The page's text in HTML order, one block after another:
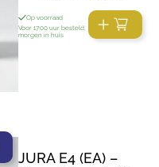
Op voorraad
Voor 17:00 uur besteld,
morgen in huis
JURA E4 (EA) –